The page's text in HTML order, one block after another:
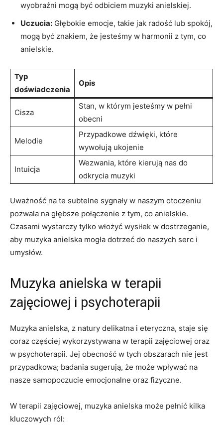
wyobraźni ⁣mogą być⁤ odbiciem muzyki anielskiej.
Uczucia: ‍Głębokie emocje, takie jak radość‍ lub spokój,
mogą być znakiem, że‌ jesteśmy w ⁣harmonii z tym, co
anielskie.
Typ
doświadczenia
Opis
Cisza
Stan, w którym jesteśmy w pełni
obecni
Melodie
Przypadkowe⁤ dźwięki,‌ które
wywołują⁢ ukojenie
Intuicja
Wezwania, które kierują nas⁢ do
odkrycia muzyki
Uważność​ na te subtelne⁤ sygnały w ⁤naszym otoczeniu
pozwala na głębsze⁣ połączenie⁤ z tym, co anielskie.
Czasami​ wystarczy‍ tylko włożyć wysiłek w dostrzeganie,
aby ​muzyka anielska⁣ mogła⁣ dotrzeć do naszych serc ‌i
umysłów.
Muzyka anielska w terapii
zajęciowej‍ i ⁤psychoterapii
Muzyka anielska, z natury delikatna i ⁣eteryczna, staje się
coraz⁤ częściej wykorzystywana w terapii‌ zajęciowej oraz
w⁤ psychoterapii. Jej obecność‌ w tych obszarach nie jest
przypadkowa; badania sugerują, że może wpływać na
nasze⁣ samopoczucie emocjonalne oraz⁤ fizyczne.
W terapii⁢ zajęciowej, muzyka anielska może ‌pełnić ⁣kilka
kluczowych ról: